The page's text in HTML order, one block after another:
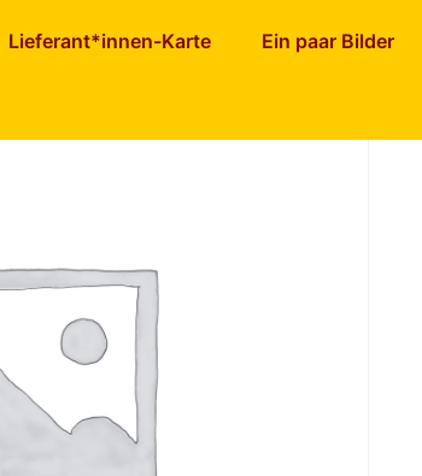
Lieferant*innen-Karte Ein paar Bilder